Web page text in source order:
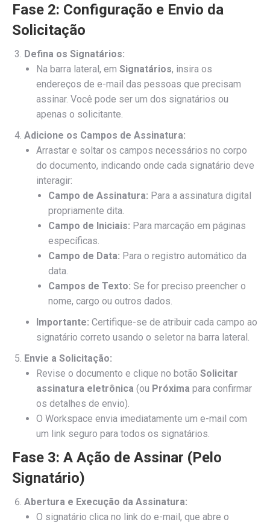
Fase 2: Configuração e Envio da
Solicitação
Defina os Signatários:
Na barra lateral, em Signatários, insira os
endereços de e-mail das pessoas que precisam
assinar. Você pode ser um dos signatários ou
apenas o solicitante.
Adicione os Campos de Assinatura:
Arrastar e soltar os campos necessários no corpo
do documento, indicando onde cada signatário deve
interagir:
Campo de Assinatura: Para a assinatura digital
propriamente dita.
Campo de Iniciais: Para marcação em páginas
específicas.
Campo de Data: Para o registro automático da
data.
Campos de Texto: Se for preciso preencher o
nome, cargo ou outros dados.
Importante: Certifique-se de atribuir cada campo ao
signatário correto usando o seletor na barra lateral.
Envie a Solicitação:
Revise o documento e clique no botão Solicitar
assinatura eletrônica (ou Próxima para confirmar
os detalhes de envio).
O Workspace envia imediatamente um e-mail com
um link seguro para todos os signatários.
Fase 3: A Ação de Assinar (Pelo
Signatário)
Abertura e Execução da Assinatura:
O signatário clica no link do e-mail, que abre o